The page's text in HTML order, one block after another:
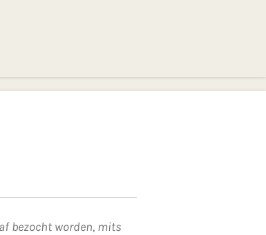
bezocht worden, mits